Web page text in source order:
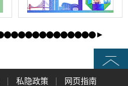
页首
私隐政策
网页指南